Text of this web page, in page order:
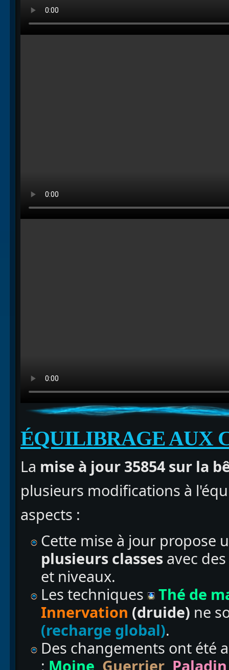
ÉQUILIBRAGE AUX
La mise à jour 35854 sur la
plusieurs modifications à
aspects :
Cette mise à jour propose
plusieurs classes avec
et niveaux.
Les techniques
Thé de
Innervation (druide) ne
(recharge global).
Des changements ont été
: Moine Guerrier Paladin